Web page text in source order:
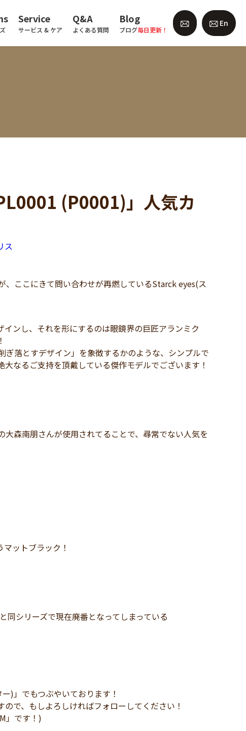
Service
サービス & ケア
Q&A
よくある質問
Blog
ブログ毎日更新！
En
(P0001)」人気カ
ス
ここにきて問い合わせが再燃しているStarck eyes(ス
ンし、それを形にするのは眼鏡界の巨匠アランミク
！
ぎ落とすデザイン」を象徴するかのような、シンプルで
なるご支持を頂戴している傑作モデルでございます！
森南朋さんが使用されてることで、尋常でない人気を
ットブラック！
シリーズで現在廃番となってしまっている
)」でもつぶやいております！
で、もしよろしければフォローしてください！
」です！)